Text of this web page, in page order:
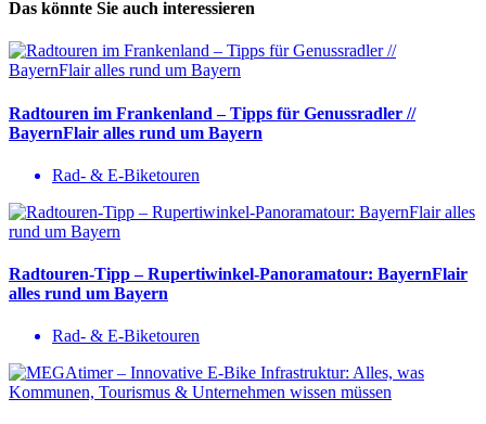
Das könnte Sie auch interessieren
Radtouren im Frankenland – Tipps für Genussradler //
BayernFlair alles rund um Bayern
Rad- & E-Biketouren
Radtouren-Tipp – Rupertiwinkel-Panoramatour: BayernFlair
alles rund um Bayern
Rad- & E-Biketouren